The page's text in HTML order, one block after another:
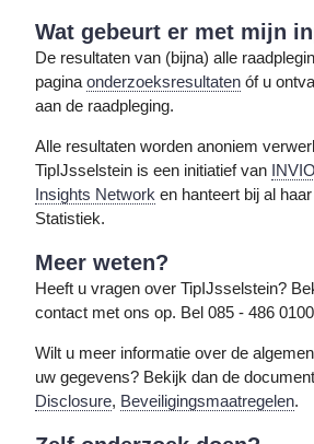
Wat gebeurt er met mijn
De resultaten van (bijna) alle
pagina onderzoeksresultaten óf u
aan de raadpleging.
Alle resultaten worden anoniem
TipIJsselstein is een initiatief van
Insights Network en hanteert bij al
Statistiek.
Meer weten?
Heeft u vragen over TipIJsselstein?
contact met ons op. Bel 085 - 486
Wilt u meer informatie over de
uw gegevens? Bekijk dan de
Disclosure, Beveiligingsmaatregelen.